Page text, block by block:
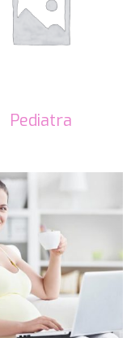
Pediatra